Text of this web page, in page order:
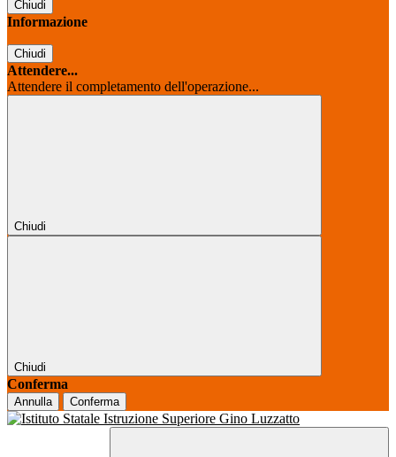
Chiudi
Informazione
Chiudi
Attendere...
Attendere il completamento dell'operazione...
Chiudi
Chiudi
Conferma
Annulla Conferma